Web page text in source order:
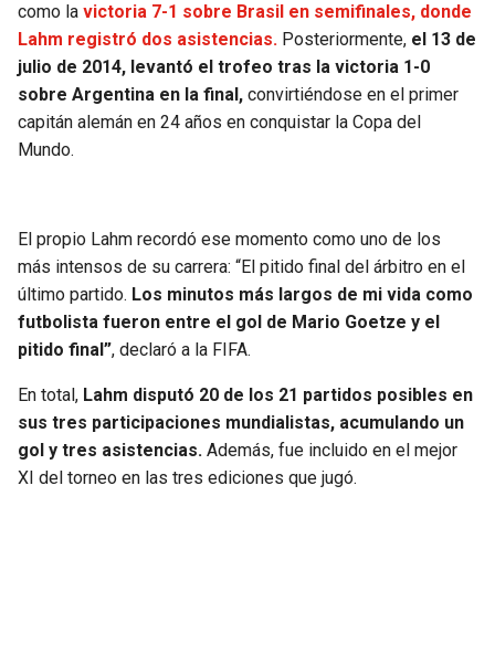
como la victoria 7-1 sobre Brasil en semifinales, donde
Lahm registró dos asistencias. Posteriormente, el 13 de
julio de 2014, levantó el trofeo tras la victoria 1-0
sobre Argentina en la final, convirtiéndose en el primer
capitán alemán en 24 años en conquistar la Copa del
Mundo.
El propio Lahm recordó ese momento como uno de los
más intensos de su carrera: “El pitido final del árbitro en el
último partido. Los minutos más largos de mi vida como
futbolista fueron entre el gol de Mario Goetze y el
pitido final”, declaró a la FIFA.
En total, Lahm disputó 20 de los 21 partidos posibles en
sus tres participaciones mundialistas, acumulando un
gol y tres asistencias. Además, fue incluido en el mejor
XI del torneo en las tres ediciones que jugó.